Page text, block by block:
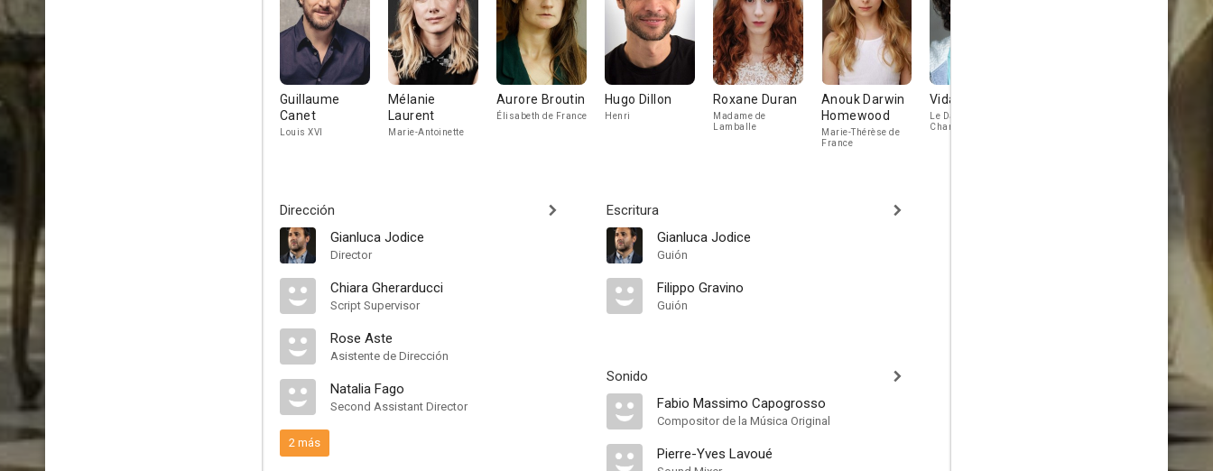
Guillaume
Canet
Louis XVI
Mélanie
Laurent
Marie-Antoinette
Aurore Broutin
Élisabeth de France
Hugo Dillon
Henri
Roxane Duran
Madame de
Lamballe
Anouk Darwin
Homewood
Marie-Thérèse de
France
Vidal Arzoni
Le Dauphin (Louis-
Charles de France)
Dirección
Gianluca Jodice
Director
Chiara Gherarducci
Script Supervisor
Rose Aste
Asistente de Dirección
Natalia Fago
Second Assistant Director
2 más
Escritura
Gianluca Jodice
Guión
Filippo Gravino
Guión
Sonido
Fabio Massimo Capogrosso
Compositor de la Música Original
Pierre-Yves Lavoué